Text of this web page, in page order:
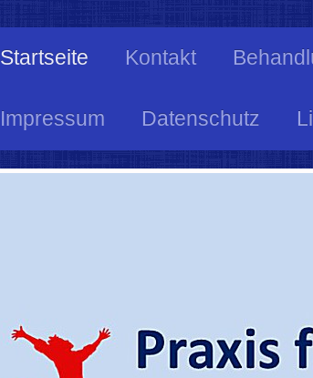
Startseite Kontakt
Impressum Datenschutz